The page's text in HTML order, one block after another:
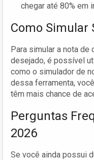
chegar até 80% em
Como Simular
Para simular a nota de
desejado, é possível
como o simulador de
dessa ferramenta,
têm mais chance de
Perguntas
2026
Se você ainda possui